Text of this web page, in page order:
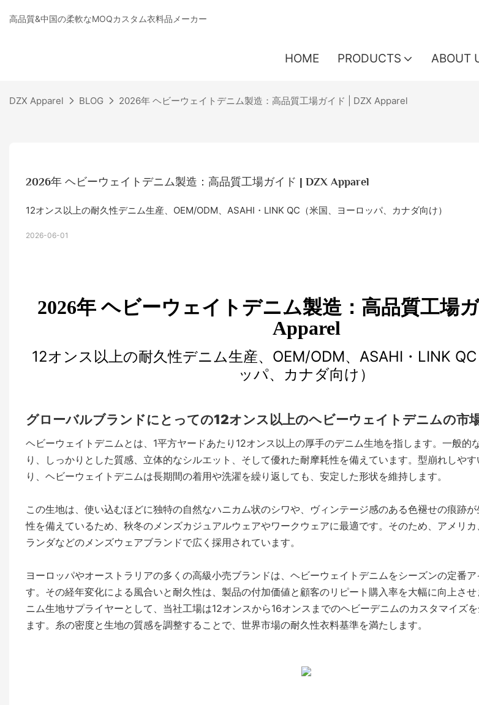
高品質&中国の柔軟なMOQカスタム衣料品メーカー
HOME PRODUCTS ABOUT
DZX Apparel BLOG 2026年 ヘビーウェイトデニム製造：高品質工場ガイド | DZX Apparel
2026年 ヘビーウェイトデニム製造：高品質工場ガイド | DZX Apparel
12オンス以上の耐久性デニム生産、OEM/ODM、ASAHI・LINK QC（米国、ヨーロッパ、カナダ向け）
2026-06-01
2026年 ヘビーウェイトデニム製造：高品質工場
Apparel
12オンス以上の耐久性デニム生産、OEM/ODM、ASAHI・LINK
ッパ、カナダ向け）
グローバルブランドにとっての12オンス以上のヘビーウェイトデニムの市
ヘビーウェイトデニムとは、1平方ヤードあたり12オンス以上の厚手のデニム生地を指します。一般的
り、しっかりとした質感、立体的なシルエット、そして優れた耐摩耗性を備えています。型崩れしや
り、ヘビーウェイトデニムは長期間の着用や洗濯を繰り返しても、安定した形状を維持します。
この生地は、使い込むほどに独特の自然なハニカム状のシワや、ヴィンテージ感のある色褪せの痕跡
性を備えているため、秋冬のメンズカジュアルウェアやワークウェアに最適です。そのため、アメリ
ランダなどのメンズウェアブランドで広く採用されています。
ヨーロッパやオーストラリアの多くの高級小売ブランドは、ヘビーウェイトデニムをシーズンの定番
す。その経年変化による風合いと耐久性は、製品の付加価値と顧客のリピート購入率を大幅に向上さ
ニム生地サプライヤーとして、当社工場は12オンスから16オンスまでのヘビーデニムのカスタマイズ
ます。糸の密度と生地の質感を調整することで、世界市場の耐久性衣料基準を満たします。